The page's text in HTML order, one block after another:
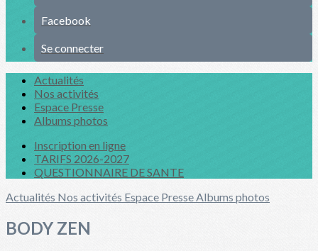
Facebook
Se connecter
Actualités
Nos activités
Espace Presse
Albums photos
Inscription en ligne
TARIFS 2026-2027
QUESTIONNAIRE DE SANTE
Actualités Nos activités Espace PresseAlbums photos
BODY ZEN